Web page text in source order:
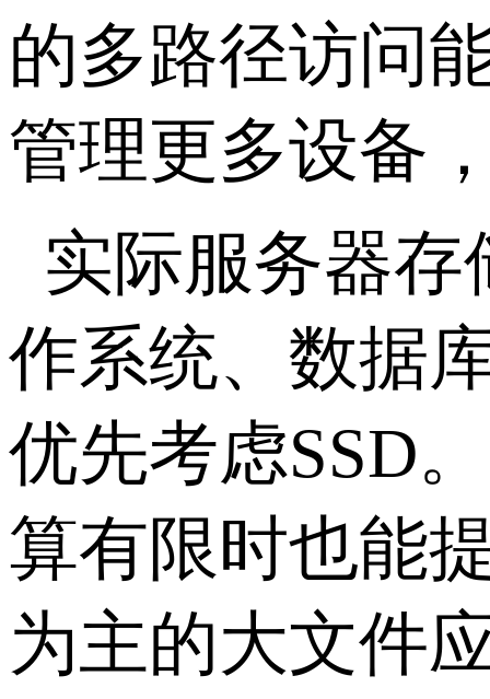
的多路径访问
管理更多设备
实际服务器
作系统、数据
优先考虑SSD。
算有限时也能
为主的大文件